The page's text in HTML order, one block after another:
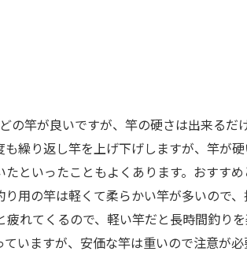
の竿が良いですが、竿の硬さは出来るだ
繰り返し竿を上げ下げしますが、竿が
たといったこともよくあります。おすす
用の竿は軽くて柔らかい竿が多いので
れてくるので、軽い竿だと長時間釣り
いますが、安価な竿は重いので注意が必